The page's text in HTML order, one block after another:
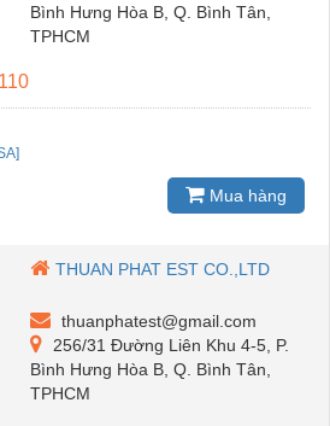
Bình Hưng Hòa B, Q. Bình Tân,
TPHCM
Mua hàng
THUAN PHAT EST CO.,LTD
thuanphatest@gmail.com
256/31 Đường Liên Khu 4-5, P.
Bình Hưng Hòa B, Q. Bình Tân,
TPHCM